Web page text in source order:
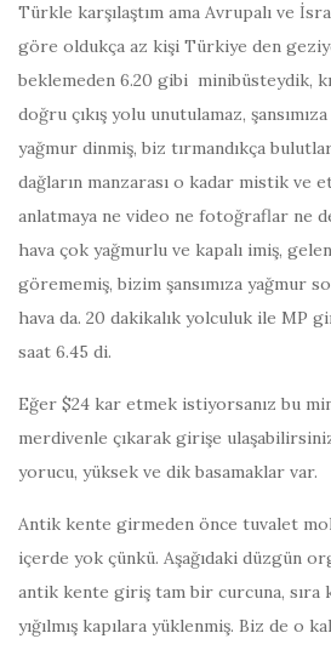
Türkle karşılaştım ama Avrupalı ve
göre oldukça az kişi Türkiye den
beklemeden 6.20 gibi minibüsteydik,
doğru çıkış yolu unutulamaz,
yağmur dinmiş, biz tırmandıkça
dağların manzarası o kadar mistik ve
anlatmaya ne video ne fotoğraflar ne
hava çok yağmurlu ve kapalı imiş,
görememiş, bizim şansımıza yağmur
hava da. 20 dakikalık yolculuk ile MP
saat 6.45 di.
Eğer $24 kar etmek istiyorsanız bu
merdivenle çıkarak girişe
yorucu, yüksek ve dik basamaklar var.
Antik kente girmeden önce tuvalet
içerde yok çünkü. Aşağıdaki düzgün
antik kente giriş tam bir curcuna, sıra
yığılmış kapılara yüklenmiş. Biz de o